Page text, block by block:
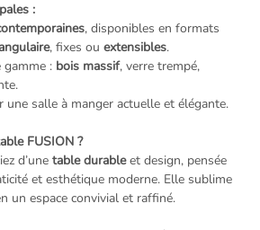
:
, disponibles en formats
, fixes ou extensibles.
gamme : bois massif, verre trempé,
une salle à manger actuelle et élégante.
FUSION ?
d’une table durableet design, pensée
et esthétique moderne. Elle sublime
un espace convivial et raffiné.